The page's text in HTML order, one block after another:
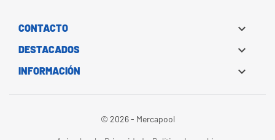
CONTACTO 
DESTACADOS 
INFORMACIÓN 
© 2026 - Mercapool